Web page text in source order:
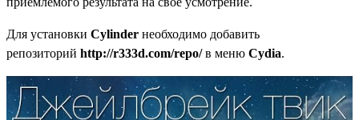
Для установки Cylinder необходимо добавить
репозиторий http://r333d.com/repo/в меню Cydia.